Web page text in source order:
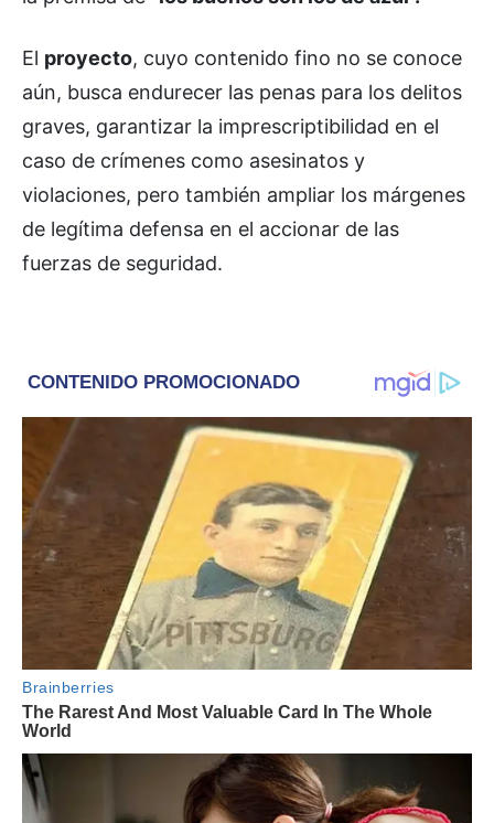
El proyecto, cuyo contenido fino no se conoce
aún, busca endurecer las penas para los delitos
graves, garantizar la imprescriptibilidad en el
caso de crímenes como asesinatos y
violaciones, pero también ampliar los márgenes
de legítima defensa en el accionar de las
fuerzas de seguridad.